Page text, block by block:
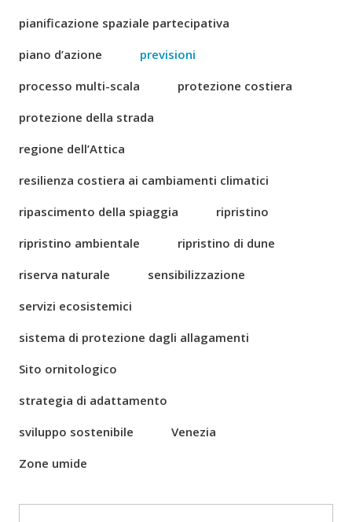
pianificazione spaziale partecipativa
piano d’azione
previsioni
processo multi-scala
protezione costiera
protezione della strada
regione dell’Attica
resilienza costiera ai cambiamenti climatici
ripascimento della spiaggia
ripristino
ripristino ambientale
ripristino di dune
riserva naturale
sensibilizzazione
servizi ecosistemici
sistema di protezione dagli allagamenti
Sito ornitologico
strategia di adattamento
sviluppo sostenibile
Venezia
Zone umide